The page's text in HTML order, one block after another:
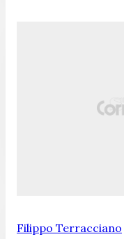
Filippo Terracciano